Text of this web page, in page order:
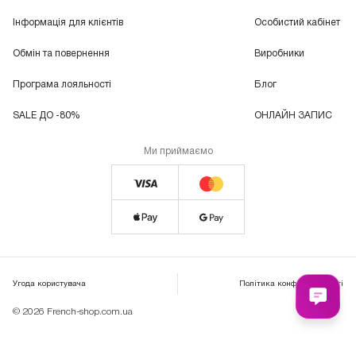
Інформація для клієнтів
Обмін та повернення
Програма лояльності
SALE ДО -80%
Особистий кабінет
Виробники
Блог
ОНЛАЙН ЗАПИС
Ми приймаємо
© 2026 French-shop.com.ua
Угода користувача Політика конфіденційності